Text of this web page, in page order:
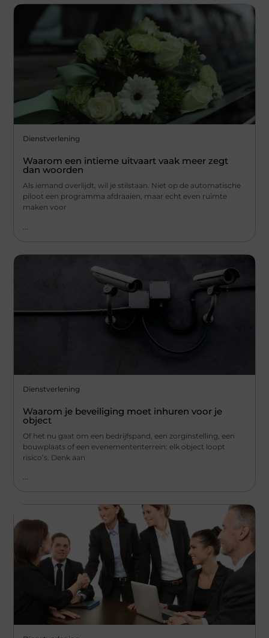
Dienstverlening
Waarom een intieme uitvaart vaak meer zegt
dan woorden
Als iemand overlijdt, wil je stilstaan. Niet op de automatische
piloot een programma afdraaien, maar echt even ruimte
maken voor
Dienstverlening
Waarom je beveiliging moet inhuren voor je
object
Of het nu gaat om een bedrijfspand, een zorginstelling, een
bouwplaats of een evenemententerrein: elk object loopt
risico’s. Denk aan
...